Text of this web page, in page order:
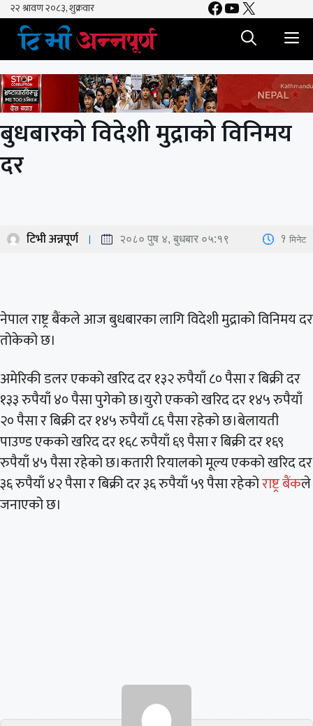
Skip
content
Facebook
YouTube
X
बुधबारको विदेशी मुद्राको विनिमय
दर
टिभी अन्नपूर्ण २०८० पुष ४, बुधबार ०५:१९ 1 मिनेट
नेपाल राष्ट्र बैंकले आज बुधबारका लागि विदेशी मुद्राको विनिमय दर
तोकेको छ।
अमेरिकी डलर एकको खरिद दर १३२ रुपैयाँ ८० पैसा र बिक्री दर
१३३ रुपैयाँ ४० पैसा पुगेको छ।युरो एकको खरिद दर १४५ रुपैयाँ
२० पैसा र बिक्री दर १४५ रुपैयाँ ८६ पैसा रहेको छ।बेलायती
पाउण्ड एकको खरिद दर १६८ रुपैयाँ ६९ पैसा र बिक्री दर १६९
रुपैयाँ ४५ पैसा रहेको छ।कतारी रियालको मूल्य एकको खरिद दर
३६ रुपैयाँ ४२ पैसा र बिक्री दर ३६ रुपैयाँ ५९ पैसा रहेकोराष्ट्र बैंकले
जनाएको छ।